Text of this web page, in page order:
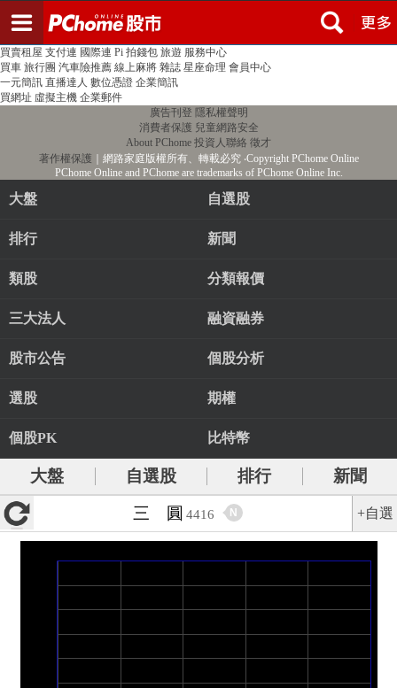
PChome首頁 線上購物 24h購物 書店
買賣租屋 支付連 國際連 Pi 拍錢包 旅遊 服務中心
買車 旅行團 汽車險推薦 線上麻將 雜誌 星座命理 會員中心
一元簡訊 直播達人 數位憑證 企業簡訊
買網址 虛擬主機 企業郵件
廣告刊登 隱私權聲明
消費者保護 兒童網路安全
About PChome 投資人聯絡 徵才
著作權保護 ｜網路家庭版權所有、轉載必究‧Copyright PChome Online
PChome Online and PChome are trademarks of PChome Online Inc.
大盤 自選股
排行 新聞
類股 分類報價
三大法人 融資融券
股市公告 個股分析
選股 期權
個股PK 比特幣
大盤 自選股 排行
新聞
三 圓 4416 N +自選